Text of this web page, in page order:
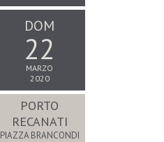
DOM
22
MARZO
2020
PORTO
RECANATI
PIAZZA BRANCONDI